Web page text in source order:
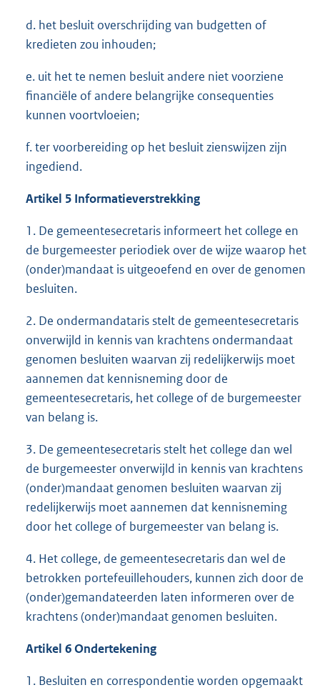
d. het besluit overschrijding van budgetten of
kredieten zou inhouden;
e. uit het te nemen besluit andere niet voorziene
financiële of andere belangrijke consequenties
kunnen voortvloeien;
f. ter voorbereiding op het besluit zienswijzen zijn
ingediend.
Artikel 5 Informatieverstrekking
1. De gemeentesecretaris informeert het college en
de burgemeester periodiek over de wijze waarop het
(onder)mandaat is uitgeoefend en over de genomen
besluiten.
2. De ondermandataris stelt de gemeentesecretaris
onverwijld in kennis van krachtens ondermandaat
genomen besluiten waarvan zij redelijkerwijs moet
aannemen dat kennisneming door de
gemeentesecretaris, het college of de burgemeester
van belang is.
3. De gemeentesecretaris stelt het college dan wel
de burgemeester onverwijld in kennis van krachtens
(onder)mandaat genomen besluiten waarvan zij
redelijkerwijs moet aannemen dat kennisneming
door het college of burgemeester van belang is.
4. Het college, de gemeentesecretaris dan wel de
betrokken portefeuillehouders, kunnen zich door de
(onder)gemandateerden laten informeren over de
krachtens (onder)mandaat genomen besluiten.
Artikel 6 Ondertekening
1. Besluiten en correspondentie worden opgemaakt